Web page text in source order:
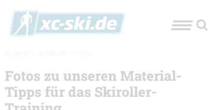
Fotos zu unseren Material-
Tipps für das Skiroller-